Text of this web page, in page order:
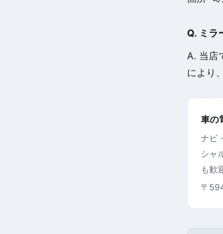
Q. ミラ
A. 当店
により
車の
ナビ
シャ
も歓
〒